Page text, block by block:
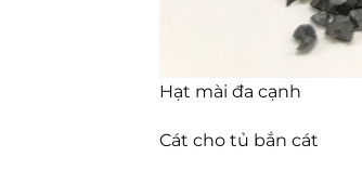
Hạt mài đa cạnh
Cát cho tủ bắn cát